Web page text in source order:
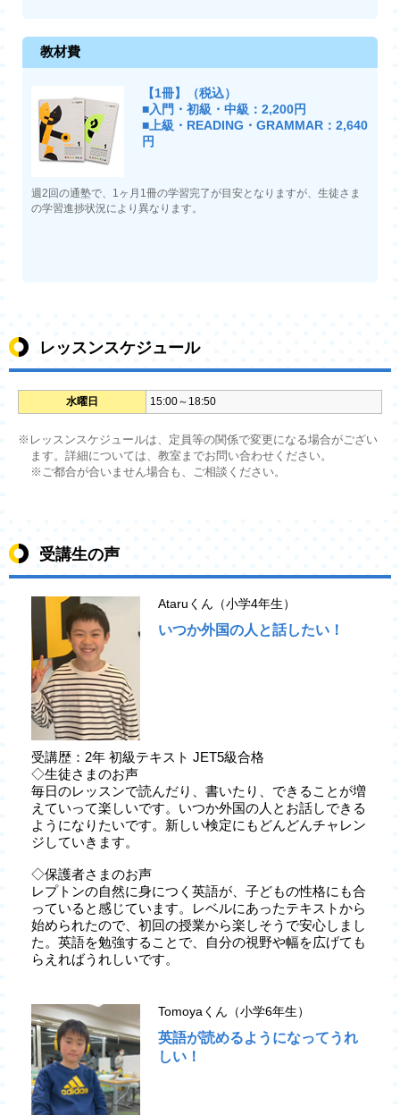
教材費
【1冊】（税込）
■入門・初級・中級：2,200円
■上級・READING・GRAMMAR：2,640
円
週2回の通塾で、1ヶ月1冊の学習完了が目安となりますが、生徒さま
の学習進捗状況により異なります。
レッスンスケジュール
水曜日 15:00～18:50
※レッスンスケジュールは、定員等の関係で変更になる場合がござい
ます。詳細については、教室までお問い合わせください。
※ご都合が合いません場合も、ご相談ください。
受講生の声
Ataruくん（小学4年生）
いつか外国の人と話したい！
受講歴：2年 初級テキスト JET5級合格
◇生徒さまのお声
毎日のレッスンで読んだり、書いたり、できることが増
えていって楽しいです。いつか外国の人とお話しできる
ようになりたいです。新しい検定にもどんどんチャレン
ジしていきます。
◇保護者さまのお声
レプトンの自然に身につく英語が、子どもの性格にも合
っていると感じています。レベルにあったテキストから
始められたので、初回の授業から楽しそうで安心しまし
た。英語を勉強することで、自分の視野や幅を広げても
らえればうれしいです。
Tomoyaくん（小学6年生）
英語が読めるようになってうれ
しい！